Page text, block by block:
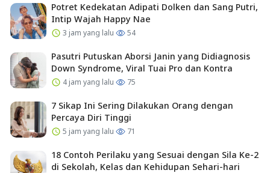
Potret Kedekatan Adipati Dolken dan Sang Putri,
Intip Wajah Happy Nae
3 jam yang lalu 54
Pasutri Putuskan Aborsi Janin yang Didiagnosis
Down Syndrome, Viral Tuai Pro dan Kontra
4 jam yang lalu 75
7 Sikap Ini Sering Dilakukan Orang dengan
Percaya Diri Tinggi
5 jam yang lalu 71
18 Contoh Perilaku yang Sesuai dengan Sila Ke-2
di Sekolah, Kelas dan Kehidupan Sehari-hari